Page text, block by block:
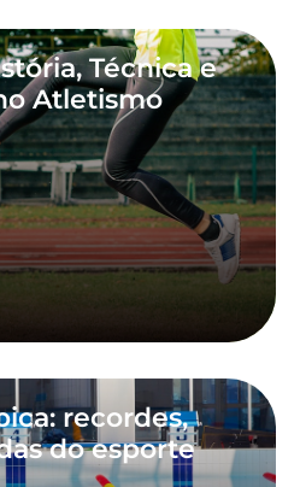
Técnica e
Atletismo
recordes,
do esporte